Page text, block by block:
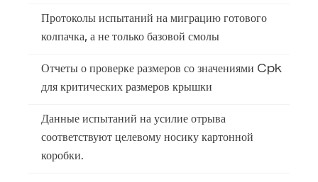
Протоколы испытаний на миграцию готового
колпачка, а не только базовой смолы
Отчеты о проверке размеров со значениями Cpk
для критических размеров крышки
Данные испытаний на усилие отрыва
соответствуют целевому носику картонной
коробки.